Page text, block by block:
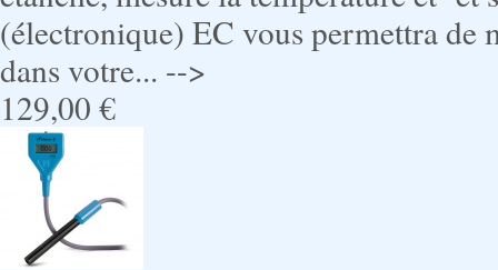
(électronique) EC vous permettra de
dans votre... -->
129,00 €